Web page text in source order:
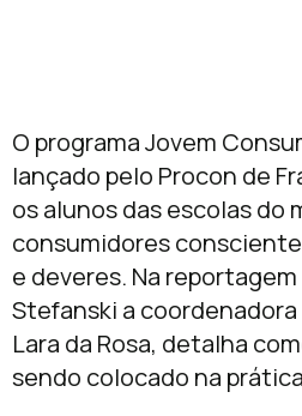
O programa Jovem
lançado pelo Procon de
os alunos das escolas do
consumidores
e deveres. Na
Stefanski a
Lara da Rosa, detalha
sendo colocado na prática